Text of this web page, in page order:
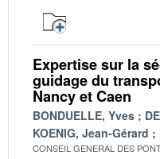
Expertise sur la
guidage du
Nancy et Caen
BONDUELLE, Yves
KOENIG, Jean-Gérard
CONSEIL GENERAL DES